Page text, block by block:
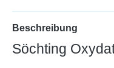
Beschreibung
Söchting